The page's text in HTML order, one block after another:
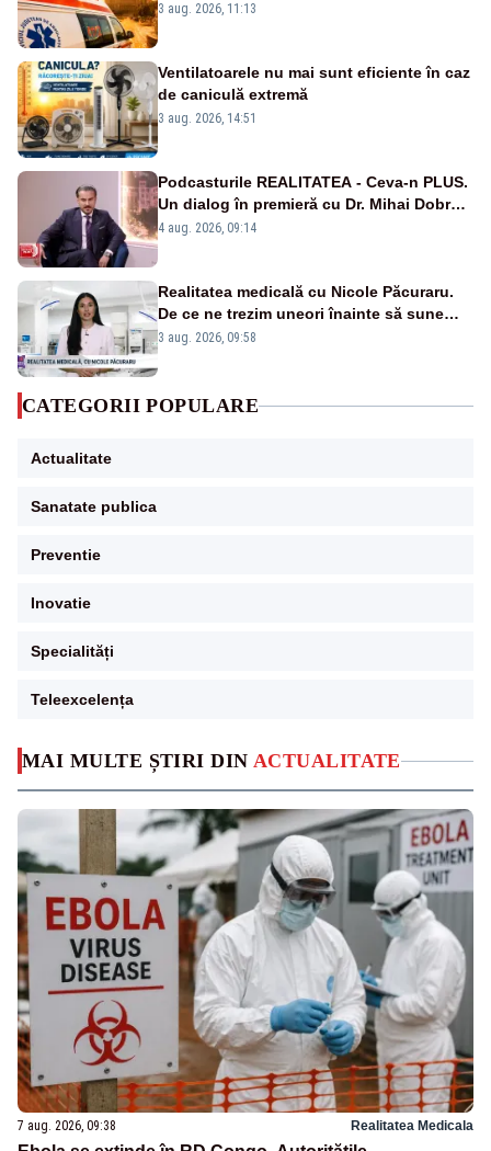
MAI MULTE ȘTIRI DIN ACTUALITATE
7 aug. 2026, 09:38 Realitatea Medicala
suplimentate, stocuri de medicamente
3 aug. 2026, 11:13
Ventilatoarele nu mai sunt eficiente în caz
de caniculă extremă
3 aug. 2026, 14:51
Podcasturile REALITATEA - Ceva-n PLUS.
Un dialog în premieră cu Dr. Mihai Dobra –
VIDEO
4 aug. 2026, 09:14
Realitatea medicală cu Nicole Păcuraru.
De ce ne trezim uneori înainte să sune
alarma?
3 aug. 2026, 09:58
CATEGORII POPULARE
Actualitate
Sanatate publica
Preventie
Inovatie
Specialități
Teleexcelența